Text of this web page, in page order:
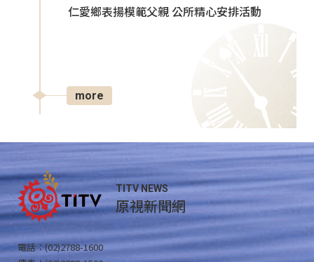
仁愛鄉表揚模範父親 公所精心安排活動
more
TITV NEWS
原視新聞網
電話：(02)2788-1600